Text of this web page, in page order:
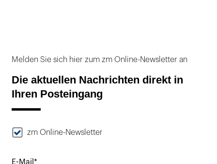
Melden Sie sich hier zum zm Online-Newsletter an
Die aktuellen Nachrichten direkt in
Ihren Posteingang
zm Online-Newsletter
E-Mail*